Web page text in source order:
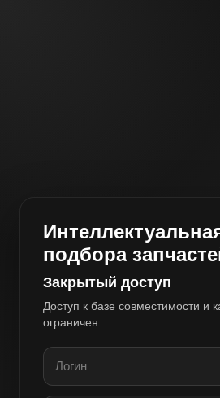
подбора
Закрытый доступ
Доступ к базе совместимости и
ограничен.